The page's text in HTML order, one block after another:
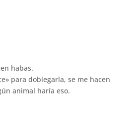
habas.
para doblegarla, se me hacen
animal haría eso.